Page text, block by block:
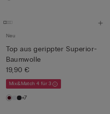
Neu
Top aus gerippter Superior-
Baumwolle
19,90 €
Mix&Match 4 für 3
+7